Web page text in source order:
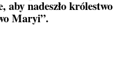
aby nadeszło królestwo
Maryi”.